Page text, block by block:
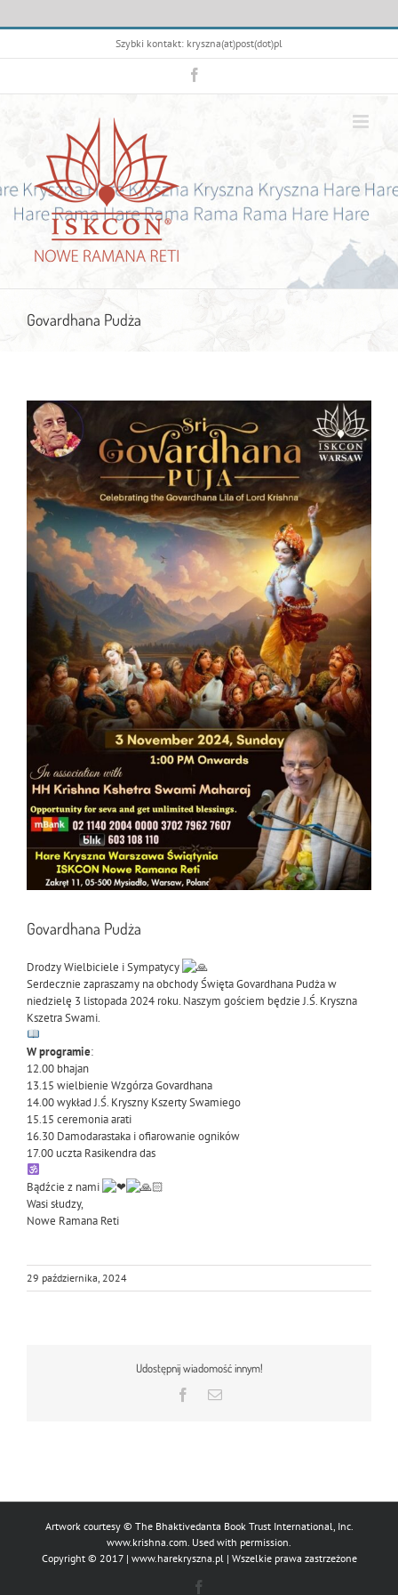
Przejdź
Szybki kontakt: kryszna(at)post(dot)pl
Govardhana Pudża
Pokaż
większy
obrazek
Govardhana Pudża
Drodzy Wielbiciele i Sympatycy
Serdecznie zapraszamy na obchody Święta Govardhana Pudża w
niedzielę 3 listopada 2024 roku. Naszym gościem będzie J.Ś. Kryszna
Kszetra Swami.
W programie:
12.00 bhajan
13.15 wielbienie Wzgórza Govardhana
14.00 wykład J.Ś. Kryszny Kszerty Swamiego
15.15 ceremonia arati
16.30 Damodarastaka i ofiarowanie ogników
17.00 uczta Rasikendra das
Bądźcie z nami
Wasi słudzy,
Nowe Ramana Reti
29 października, 2024
Udostępnij wiadomość innym!
Facebook
Email
Artwork courtesy © The Bhaktivedanta Book Trust International, Inc.
www.krishna.com . Used with permission.
Copyright © 2017 | www.harekryszna.pl | Wszelkie prawa zastrzeżone